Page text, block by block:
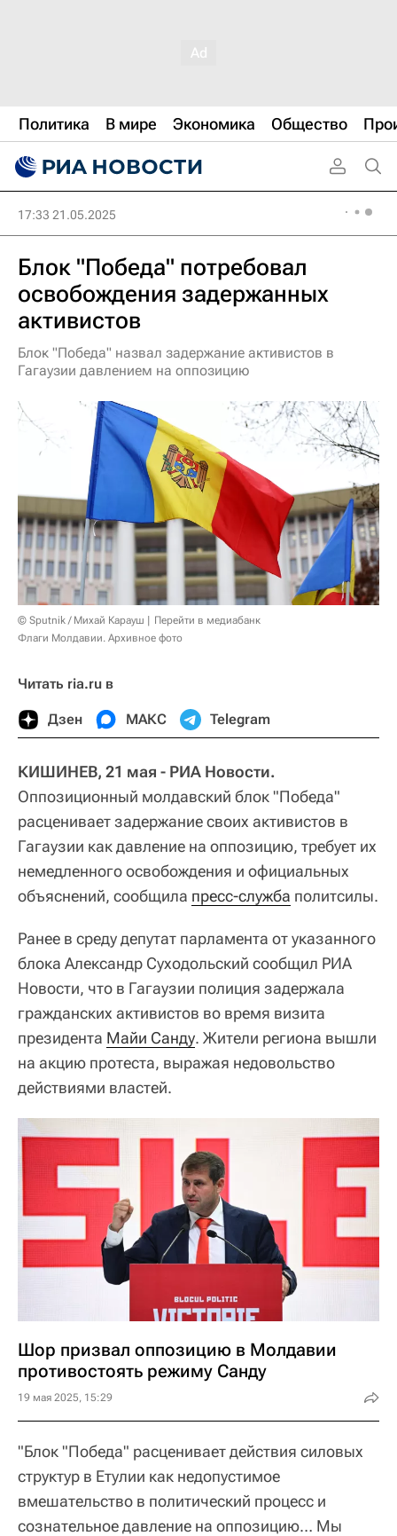
Политика В мире Экономика Общество
17:33 21.05.2025
Блок "Победа" потребовал
освобождения задержанных
активистов
Блок "Победа" назвал задержание активистов в
Гагаузии давлением на оппозицию
© Sputnik / Михай Карауш
Перейти в медиабанк
Флаги Молдавии. Архивное фото
Читать ria.ru в
Дзен МАКС Telegram
КИШИНЕВ, 21 мая - РИА Новости.
Оппозиционный молдавский блок "Победа"
расценивает задержание своих активистов в
Гагаузии как давление на оппозицию, требует их
немедленного освобождения и официальных
объяснений, сообщила пресс-служба политсилы.
Ранее в среду депутат парламента от указанного
блока Александр Суходольский сообщил РИА
Новости, что в Гагаузии полиция задержала
гражданских активистов во время визита
президента Майи Санду. Жители региона вышли
на акцию протеста, выражая недовольство
действиями властей.
Шор призвал оппозицию в Молдавии
противостоять режиму Санду
19 мая 2025, 15:29
"Блок "Победа" расценивает действия силовых
структур в Етулии как недопустимое
вмешательство в политический процесс и
сознательное давление на оппозицию… Мы